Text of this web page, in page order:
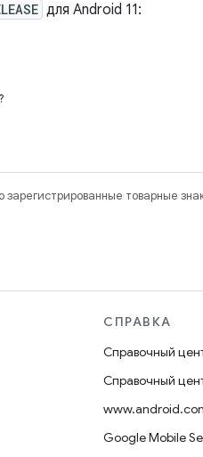
для Android 11:
зарегистрированные товарные
СПРАВКА
Справочный
Справочный
Google Mobile